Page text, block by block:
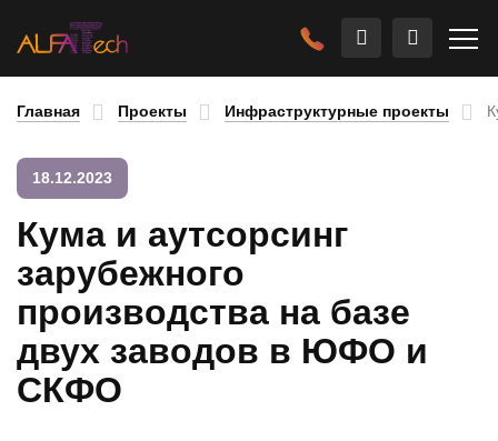
Главная Проекты Инфраструктурные проекты
18.12.2023
Кума и аутсорсинг
зарубежного
производства на базе
двух заводов в ЮФО и
СКФО